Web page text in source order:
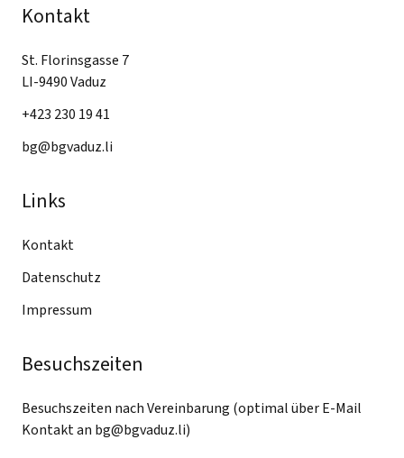
Kontakt
St. Florinsgasse 7
LI-9490 Vaduz
+423 230 19 41
bg@bgvaduz.li
Links
Kontakt
Datenschutz
Impressum
Besuchszeiten
Besuchszeiten nach Vereinbarung (optimal über E-Mail
Kontakt an bg@bgvaduz.li)